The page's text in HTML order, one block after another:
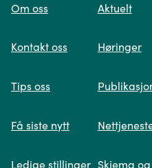
Spør oss
søk og viser deg vår
forsiden
Om oss
Kontakt oss
Tips oss
Få siste nytt
Ledige stillinger
Aktuelt
Høringer
Skjema